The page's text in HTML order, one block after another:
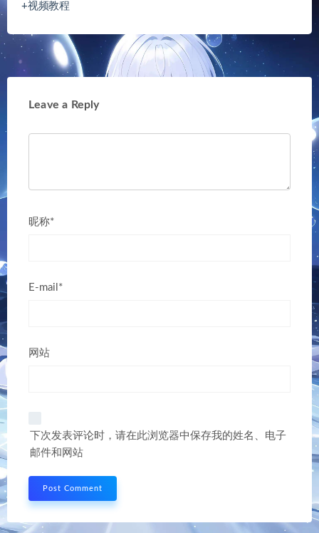
+视频教程
Leave a Reply
昵称*
E-mail*
网站
下次发表评论时，请在此浏览器中保存我的姓名、电子
邮件和网站